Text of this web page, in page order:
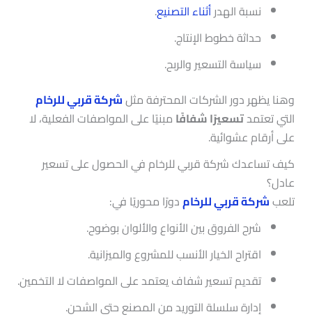
نسبة الهدرأثناء التصنيع.
حداثة خطوط الإنتاج.
سياسة التسعير والربح.
وهنا يظهر دور الشركات المحترفة مثلشركة قربي للرخام
التي تعتمدتسعيرًا شفافًا مبنيًا على المواصفات الفعلية، لا
على أرقام عشوائية.
كيف تساعدك شركة قربي للرخام في الحصول على تسعير
عادل؟
تلعبشركة قربي للرخامدورًا محوريًا في:
شرح الفروق بين الأنواع والألوان بوضوح.
اقتراح الخيار الأنسب للمشروع والميزانية.
تقديم تسعير شفاف يعتمد على المواصفات لا التخمين.
إدارة سلسلة التوريد من المصنع حتى الشحن.